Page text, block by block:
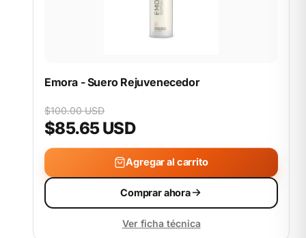
Emora - Suero Rejuvenecedor
$100.00 USD
$85.65 USD
Agregar al carrito
Comprar ahora
Ver ficha técnica